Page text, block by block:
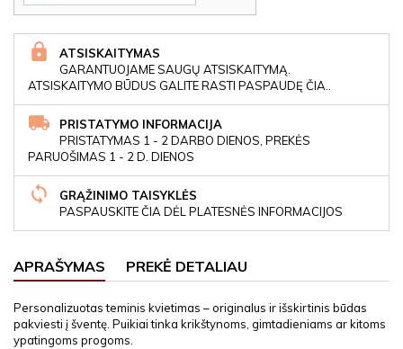
ATSISKAITYMAS
GARANTUOJAME SAUGŲ ATSISKAITYMĄ.
ATSISKAITYMO BŪDUS GALITE RASTI PASPAUDĘ ČIA..
PRISTATYMO INFORMACIJA
PRISTATYMAS 1 - 2 DARBO DIENOS, PREKĖS
PARUOŠIMAS 1 - 2 D. DIENOS
GRĄŽINIMO TAISYKLĖS
PASPAUSKITE ČIA DĖL PLATESNĖS INFORMACIJOS
APRAŠYMAS PREKĖ DETALIAU
Personalizuotas teminis kvietimas – originalus ir išskirtinis būdas
pakviesti į šventę. Puikiai tinka krikštynoms, gimtadieniams ar kitoms
ypatingoms progoms.